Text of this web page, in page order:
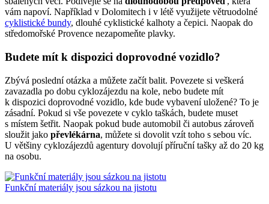
vám napoví. Například v Dolomitech i v létě využijete větruodolné
cyklistické bundy, dlouhé cyklistické kalhoty a čepici. Naopak do
středomořské Provence nezapomeňte plavky.
Budete mít k dispozici doprovodné vozidlo?
Zbývá poslední otázka a můžete začít balit. Povezete si veškerá
zavazadla po dobu cyklozájezdu na kole, nebo budete mít
k dispozici doprovodné vozidlo, kde bude vybavení uložené? To je
zásadní. Pokud si vše povezete v cyklo taškách, budete muset
s místem šetřit. Naopak pokud bude automobil či autobus zároveň
sloužit jako převlékárna, můžete si dovolit vzít toho s sebou víc.
U většiny cyklozájezdů agentury dovolují příruční tašky až do 20 kg
na osobu.
Funkční materiály jsou sázkou na jistotu